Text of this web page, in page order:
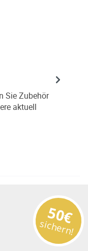
Sie Zubehör
aktuell
50€
sichern!